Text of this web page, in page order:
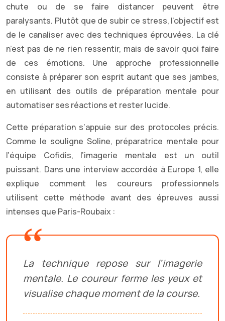
chute ou de se faire distancer peuvent être
paralysants. Plutôt que de subir ce stress, l’objectif est
de le canaliser avec des techniques éprouvées. La clé
n’est pas de ne rien ressentir, mais de savoir quoi faire
de ces émotions. Une approche professionnelle
consiste à préparer son esprit autant que ses jambes,
en utilisant des outils de préparation mentale pour
automatiser ses réactions et rester lucide.
Cette préparation s’appuie sur des protocoles précis.
Comme le souligne Soline, préparatrice mentale pour
l’équipe Cofidis, l’imagerie mentale est un outil
puissant. Dans une interview accordée à Europe 1, elle
explique comment les coureurs professionnels
utilisent cette méthode avant des épreuves aussi
intenses que Paris-Roubaix :
La technique repose sur l’imagerie
mentale. Le coureur ferme les yeux et
visualise chaque moment de la course.